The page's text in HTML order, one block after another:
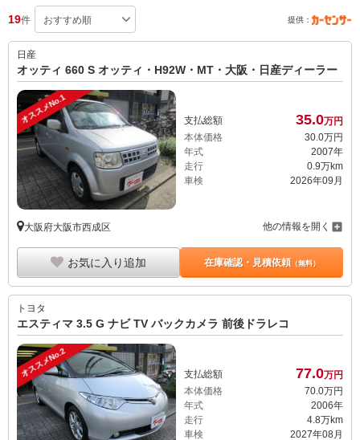
19件 提供：
日産
オッティ 660 S オッティ・H92W・MT・大阪・日産ディーラー
オススメNo.1 支払総額 35.0万円
本体価格
30.0万円
年式
2007年
走行
0.9万km
車検
2026年09月
大阪府大阪市西成区 他の情報を開く
お気に入り追加 在庫確認・見積依頼（無料）
トヨタ
エスティマ 3.5 G ナビ TV バックカメラ 前後ドラレコ
オススメNo.2 支払総額 77.0万円
本体価格
70. 0万円
年式
2006年
走行
4.8万km
車検
2027年08月